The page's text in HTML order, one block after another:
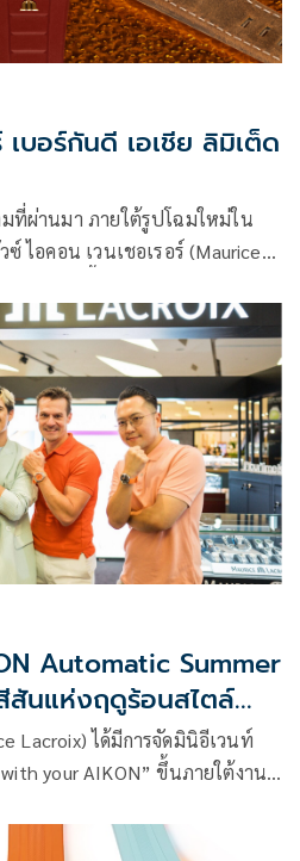
เบอร์กันดี เอเชีย ลิมิเต็ด
มที่ผ่านมา ภายใต้รูปโฉมใหม่ใน
ไอคอน เวนเชอเรอร์ (Maurice
Automatic Summer
สันแห่งฤดูร้อนสไตล์
Watch &
ณ บูธ มอริส ลาครัวซ์
Lacroix) ได้มีการจัดมินิอีเวนท์
your AIKON” ขึ้นภายใต้งาน